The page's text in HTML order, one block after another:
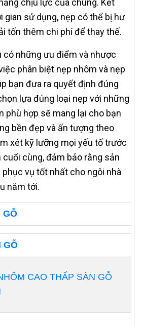
chịu lực của chúng. Kết
gian sử dụng, nẹp có thể bị hư
tốn thêm chi phí để thay thế.
có những ưu điểm và nhược
phân biệt nẹp nhôm và nẹp
bạn đưa ra quyết định đúng
lựa đúng loại nẹp với những
phù hợp sẽ mang lại cho bạn
bền đẹp và ấn tượng theo
xét kỹ lưỡng mọi yếu tố trước
cuối cùng, đảm bảo rằng sản
vụ tốt nhất cho ngôi nhà
năm tới.
GỖ
GỖ
CAO THẤP SÀN GỖ